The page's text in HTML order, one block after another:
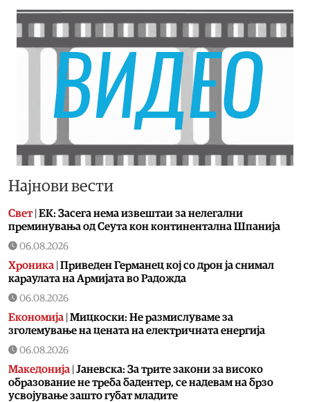
Најнови вести
Свет| ЕК: Засега нема извештаи за нелегални
преминувања од Сеута кон континентална Шпанија
06.08.2026
Хроника Приведен Германец кој со дрон ја снимал
караулата на Армијата во Радожда
06.08.2026
Економија Мицкоски: Не размислуваме за
зголемување на цената на електричната енергија
06.08.2026
Македонија Јаневска: За трите закони за високо
образование не треба бадентер, се надевам на брзо
усвојување зашто губат младите